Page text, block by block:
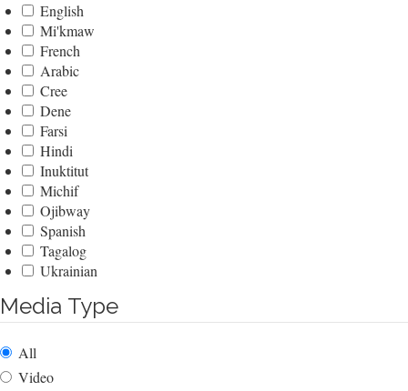
English
Mi'kmaw
French
Arabic
Cree
Dene
Farsi
Hindi
Inuktitut
Michif
Ojibway
Spanish
Tagalog
Ukrainian
Media Type
All
Video